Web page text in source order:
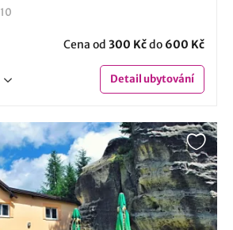
10
Cena od 300 Kčdo 600 Kč
Detailubytování